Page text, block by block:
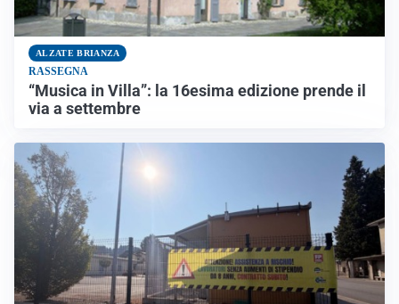
ALZATE BRIANZA
RASSEGNA
“Musica in Villa”: la 16esima edizione prende il
via a settembre